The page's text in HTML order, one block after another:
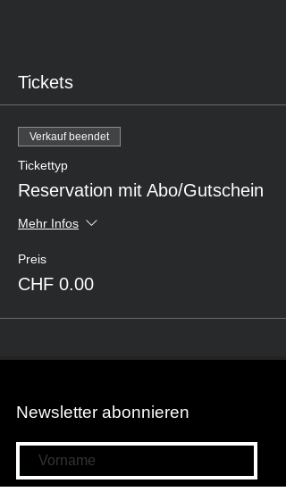
Tickets
Verkauf beendet
Tickettyp
Reservation mit Abo/Gutschein
Mehr Infos
Preis
CHF 0.00
Newsletter abonnieren